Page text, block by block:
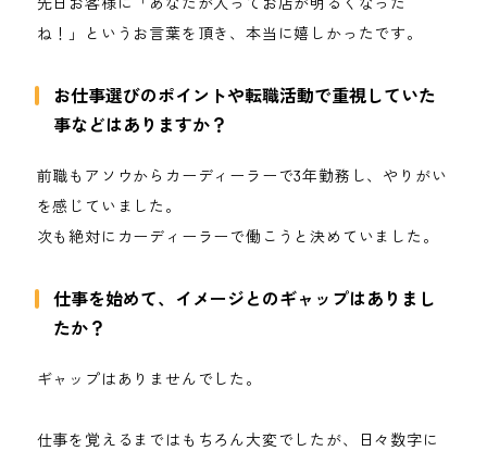
ね！」というお言葉を頂き、本当に嬉しかったです。
お仕事選びのポイントや転職活動で重視していた
事などはありますか？
前職もアソウからカーディーラーで3年勤務し、やりがい
を感じていました。
次も絶対にカーディーラーで働こうと決めていました。
仕事を始めて、イメージとのギャップはありまし
たか？
ギャップはありませんでした。
仕事を覚えるまではもちろん大変でしたが、日々数字に